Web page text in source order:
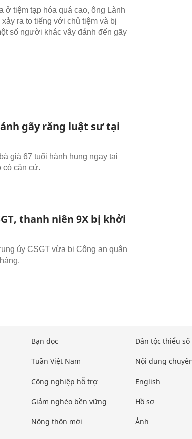
ở tiệm tạp hóa quá cao, ông Lành
ra to tiếng với chủ tiệm và bị
số người khác vây đánh đến gãy
gãy răng luật sư tại
già 67 tuổi hành hung ngay tại
có căn cứ.
thanh niên 9X bị khởi
úy CSGT vừa bị Công an quận
Bạn đọc
Tuần Việt Nam
Công nghiệp hỗ trợ
Giảm nghèo bền vững
Nông thôn mới
Dân tộc thiểu
Nội dung
English
Hồ sơ
Ảnh